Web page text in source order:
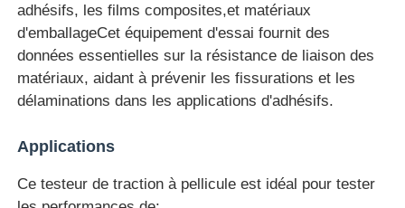
Demande de soumission
Équipement d'essai en laboratoire
Chambre d'essai environnemental
Machine de test universelle
adhésifs, les films composites,et matériaux
d'emballageCet équipement d'essai fournit des
données essentielles sur la résistance de liaison des
matériaux, aidant à prévenir les fissurations et les
délaminations dans les applications d'adhésifs.
Applications
Ce testeur de traction à pellicule est idéal pour tester